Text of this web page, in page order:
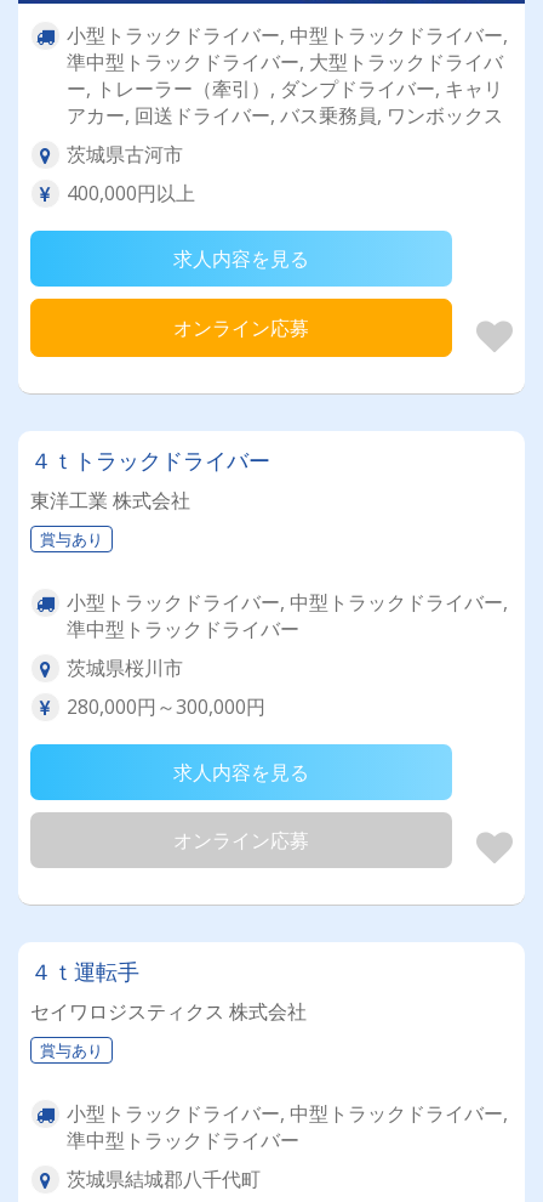
小型トラックドライバー, 中型トラックドライバー,
準中型トラックドライバー, 大型トラックドライバ
ー, トレーラー（牽引）, ダンプドライバー, キャリ
アカー, 回送ドライバー, バス乗務員, ワンボックス
茨城県古河市
400,000円以上
求人内容を見る
オンライン応募
４ｔトラックドライバー
東洋工業 株式会社
賞与あり
小型トラックドライバー, 中型トラックドライバー,
準中型トラックドライバー
茨城県桜川市
280,000円～300,000円
求人内容を見る
オンライン応募
４ｔ運転手
セイワロジスティクス 株式会社
賞与あり
小型トラックドライバー, 中型トラックドライバー,
準中型トラックドライバー
茨城県結城郡八千代町